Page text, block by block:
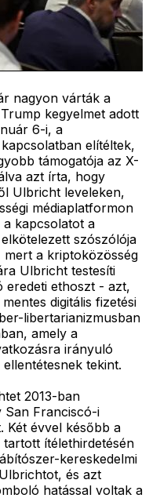
nagyon várták a
kegyelmet adott
6-i, a
elítéltek,
támogatója az X-
azt írta, hogy
Ulbricht leveleken,
médiaplatformon
kapcsolatot a
szószólója
a kriptoközösség
Ulbricht testesíti
eredeti ethoszt - azt,
digitális fizetési
libertarianizmusban
amely a
irányuló
tekint.
2013-ban
San Franciscó-i
Két évvel később a
ítélethirdetésén
kereskedelmi
és azt
hatással voltak a